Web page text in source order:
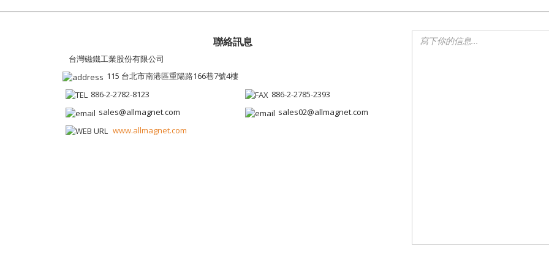
聯絡訊息
台灣磁鐵工業股份有限公司
115 台北市南港區重陽路166巷7號4樓
886-2-2782-8123
886-2-2785-2393
sales@allmagnet.com
sales02@allmagnet.com
www.allmagnet.com